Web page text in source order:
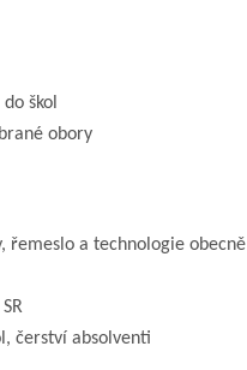
škol
obory
řemeslo a technologie obecně
čerství absolventi